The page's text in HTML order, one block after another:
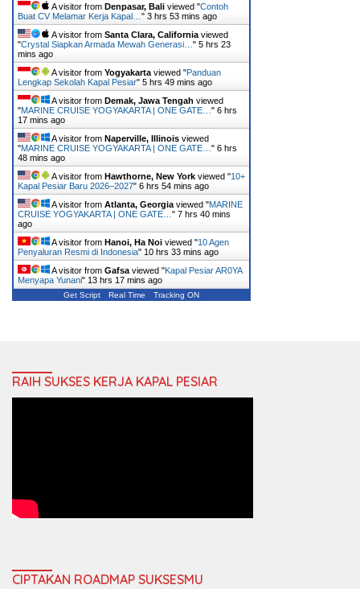
A visitor from Denpasar, Bali viewed "Contoh
Buat CV Melamar Kerja Kapal… " 3 hrs 53 mins ago
A visitor from Santa Clara, California viewed
"Crystal Siapkan Armada Mewah Generasi… " 5 hrs 23
mins ago
A visitor from Yogyakarta viewed "Panduan
Lengkap Sekolah Kapal Pesiar" 5 hrs 49 mins ago
A visitor from Demak, Jawa Tengah viewed
"MARINE CRUISE YOGYAKARTA | ONE GATE… " 6 hrs
17 mins ago
A visitor from Naperville, Illinois viewed
"MARINE CRUISE YOGYAKARTA | ONE GATE… " 6 hrs
48 mins ago
A visitor from Hawthorne, New York viewed "10+
Kapal Pesiar Baru 2026–2027" 6 hrs 54 mins ago
A visitor from Atlanta, Georgia viewed "MARINE
CRUISE YOGYAKARTA | ONE GATE… " 7 hrs 40 mins
ago
A visitor from Hanoi, Ha Noi viewed "10 Agen
Penyaluran Resmi di Indonesia" 10 hrs 33 mins ago
A visitor from Gafsa viewed "Kapal Pesiar AR0YA
Menyapa Yunani" 13 hrs 17 mins ago
Get Script Real Time Tracking ON
RAIH SUKSES KERJA KAPAL PESIAR
CIPTAKAN ROADMAP SUKSESMU